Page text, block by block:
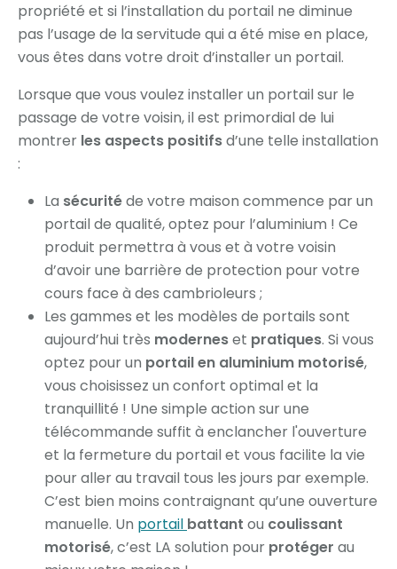
propriété et si l’installation du portail ne diminue
pas l’usage de la servitude qui a été mise en place,
vous êtes dans votre droit d’installer un portail.
Lorsque que vous voulez installer un portail sur le
passage de votre voisin, il est primordial de lui
montrer les aspects positifsd’une telle installation
:
La sécuritéde votre maison commence par un
portail de qualité, optez pour l’aluminium ! Ce
produit permettra à vous et à votre voisin
d’avoir une barrière de protection pour votre
cours face à des cambrioleurs ;
Les gammes et les modèles de portails sont
aujourd’hui très moderneset pratiques. Si vous
optez pour un portail en aluminium motorisé,
vous choisissez un confort optimal et la
tranquillité ! Une simple action sur une
télécommande suffit à enclancher l'ouverture
et la fermeture du portail et vous facilite la vie
pour aller au travail tous les jours par exemple.
C’est bien moins contraignant qu’une ouverture
manuelle. Un portail battant ou coulissant
motorisé, c’est LA solution pour protéger au